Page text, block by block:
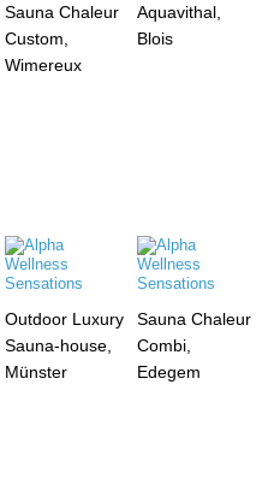
Sauna Chaleur
Custom,
Wimereux
Aquavithal,
Blois
Outdoor Luxury
Sauna-house,
Münster
Sauna Chaleur
Combi,
Edegem